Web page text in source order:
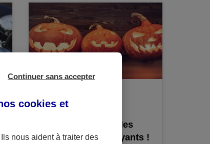
Par AXA, le 28/10/2016
Halloween : top 5 des
films les plus effrayants !
Continuer sans accepter
cookies et
. Ils nous aident à traiter des